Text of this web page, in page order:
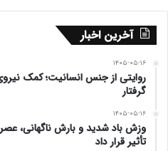
آخرین اخبار
۱۴۰۵-۰۵-۱۶
روایتی از جنس انسانیت؛ کمک
گرفتار
۱۴۰۵-۰۵-۱۶
وزش باد شدید و بارش ناگهانی،
تأثیر قرار داد